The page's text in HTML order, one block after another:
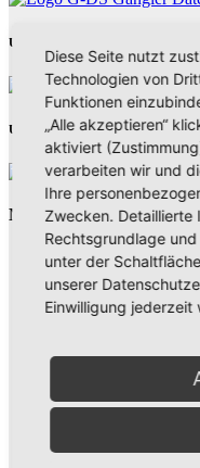
Unsere Partner
Unsere Partner
Neues aus Unternehmen
Aus der Umgebung
Diese Seite nutzt
Technologien von
Funktionen
„Alle akzeptieren“
aktiviert
verarbeiten wir und
Ihre
Zwecken. Detaillierte
Rechtsgrundlage
unter der
unserer
Einwilligung jederzeit